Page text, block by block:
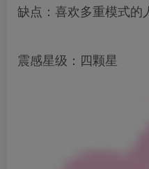
缺点：喜欢多重模式的
震感星级：四颗星